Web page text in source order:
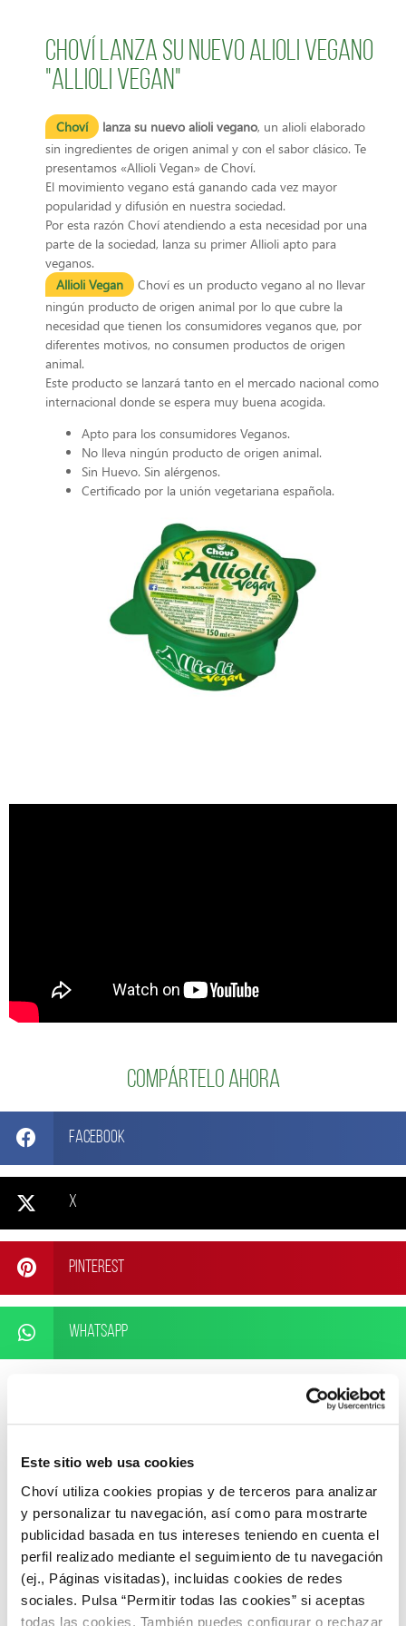
Este sitio web usa cookies
Choví utiliza cookies propias y de terceros para analizar
y personalizar tu navegación, así como para mostrarte
publicidad basada en tus intereses teniendo en cuenta el
perfil realizado mediante el seguimiento de tu navegación
(ej., Páginas visitadas), incluidas cookies de redes
sociales. Pulsa “Permitir todas las cookies” si aceptas
todas las cookies. También puedes configurar o rechazar
Choví lanza su nuevo alioli vegano
"Allioli Vegan"
Choví lanza su nuevo alioli vegano, un alioli elaborado
sin ingredientes de origen animal y con el sabor clásico. Te
presentamos «Allioli Vegan» de Choví.
El movimiento vegano está ganando cada vez mayor
popularidad y difusión en nuestra sociedad.
Por esta razón Choví atendiendo a esta necesidad por una
parte de la sociedad, lanza su primer Allioli apto para
veganos.
Allioli Vegan
Choví es un producto vegano al no llevar
ningún producto de origen animal por lo que cubre la
necesidad que tienen los consumidores veganos que, por
diferentes motivos, no consumen productos de origen
animal.
Este producto se lanzará tanto en el mercado nacional como
internacional donde se espera muy buena acogida.
Apto para los consumidores Veganos.
No lleva ningún producto de origen animal.
Sin Huevo. Sin alérgenos.
Certificado por la unión vegetariana española.
Compártelo ahora
Facebook
X
Pinterest
WhatsApp
ARTÍCULOS RELACIONADOS